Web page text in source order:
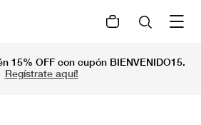
15% OFF con cupón BIENVENIDO15.
Regístrate aquí!